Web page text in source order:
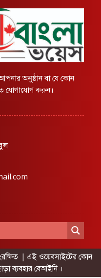
অনুষ্ঠান বা যে কোন
যোগাযোগ করুন।
| এই ওয়েবসাইটের কোন
ব্যবহার বেআইনি ।